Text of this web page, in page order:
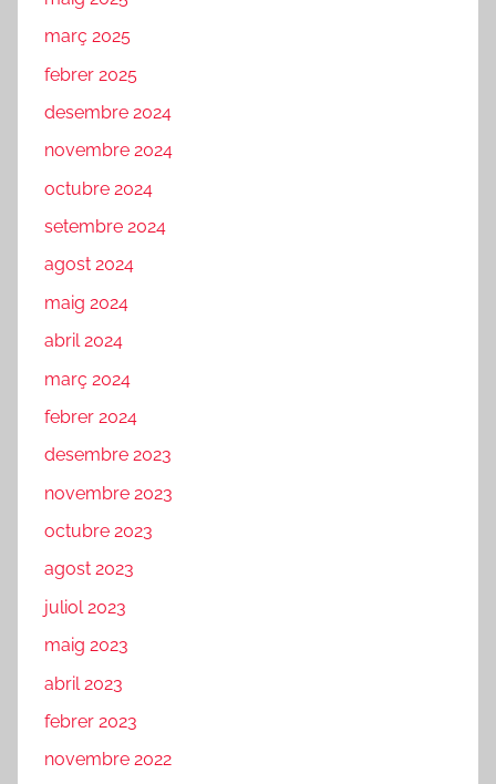
març 2025
febrer 2025
desembre 2024
novembre 2024
octubre 2024
setembre 2024
agost 2024
maig 2024
abril 2024
març 2024
febrer 2024
desembre 2023
novembre 2023
octubre 2023
agost 2023
juliol 2023
maig 2023
abril 2023
febrer 2023
novembre 2022